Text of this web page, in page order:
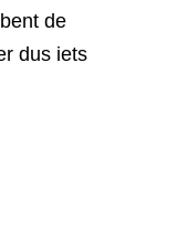
de
dus iets